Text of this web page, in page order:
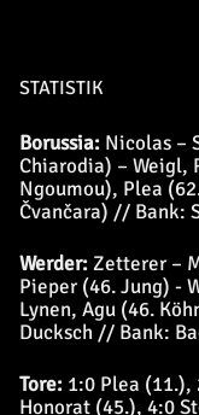
STATISTIK
Borussia: Nicolas –
Chiarodia) – Weigl,
Ngoumou), Plea
Čvančara) // Bank:
Werder:Zetterer –
Pieper (46. Jung) -
Lynen, Agu (46.
Ducksch // Bank:
Tore: 1:0 Plea
Honorat (45.), 4:0